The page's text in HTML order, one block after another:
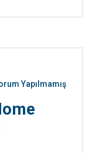
Yapılmamış